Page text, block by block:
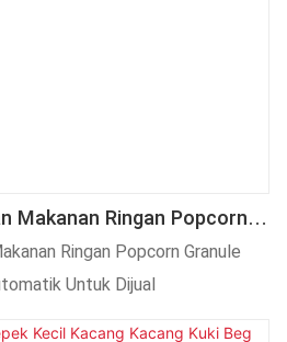
Makanan Ringan Popcorn
Automatik Untuk
Ringan Popcorn Granule
Untuk Dijual